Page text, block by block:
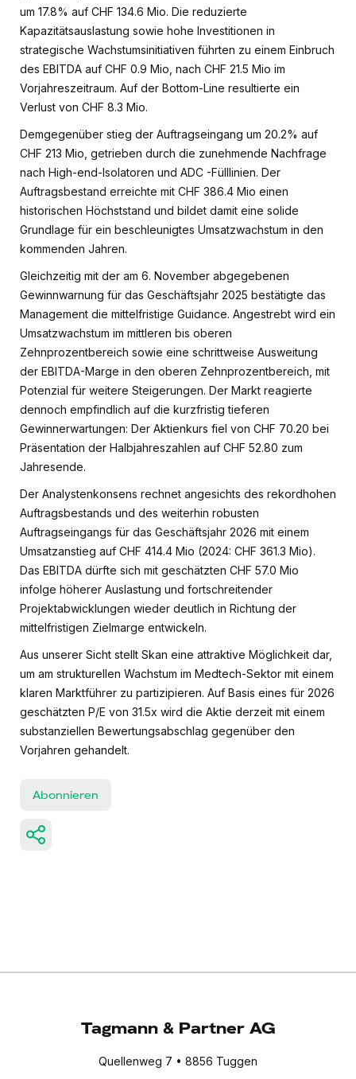
um 17.8% auf CHF 134.6 Mio. Die reduzierte
Kapazitätsauslastung sowie hohe Investitionen in
strategische Wachstumsinitiativen führten zu einem Einbruch
des EBITDA auf CHF 0.9 Mio, nach CHF 21.5 Mio im
Vorjahreszeitraum. Auf der Bottom-Line resultierte ein
Verlust von CHF 8.3 Mio.
Demgegenüber stieg der Auftragseingang um 20.2% auf
CHF 213 Mio, getrieben durch die zunehmende Nachfrage
nach High-end-Isolatoren und ADC -Fülllinien. Der
Auftragsbestand erreichte mit CHF 386.4 Mio einen
historischen Höchststand und bildet damit eine solide
Grundlage für ein beschleunigtes Umsatzwachstum in den
kommenden Jahren.
Gleichzeitig mit der am 6. November abgegebenen
Gewinnwarnung für das Geschäftsjahr 2025 bestätigte das
Management die mittelfristige Guidance. Angestrebt wird ein
Umsatzwachstum im mittleren bis oberen
Zehnprozentbereich sowie eine schrittweise Ausweitung
der EBITDA-Marge in den oberen Zehnprozentbereich, mit
Potenzial für weitere Steigerungen. Der Markt reagierte
dennoch empfindlich auf die kurzfristig tieferen
Gewinnerwartungen: Der Aktienkurs fiel von CHF 70.20 bei
Präsentation der Halbjahreszahlen auf CHF 52.80 zum
Jahresende.
Der Analystenkonsens rechnet angesichts des rekordhohen
Auftragsbestands und des weiterhin robusten
Auftragseingangs für das Geschäftsjahr 2026 mit einem
Umsatzanstieg auf CHF 414.4 Mio (2024: CHF 361.3 Mio).
Das EBITDA dürfte sich mit geschätzten CHF 57.0 Mio
infolge höherer Auslastung und fortschreitender
Projektabwicklungen wieder deutlich in Richtung der
mittelfristigen Zielmarge entwickeln.
Aus unserer Sicht stellt Skan eine attraktive Möglichkeit dar,
um am strukturellen Wachstum im Medtech-Sektor mit einem
klaren Marktführer zu partizipieren. Auf Basis eines für 2026
geschätzten P/E von 31.5x wird die Aktie derzeit mit einem
substanziellen Bewertungsabschlag gegenüber den
Vorjahren gehandelt.
Abonnieren
Tagmann & Partner AG
Quellenweg 7 • 8856 Tuggen